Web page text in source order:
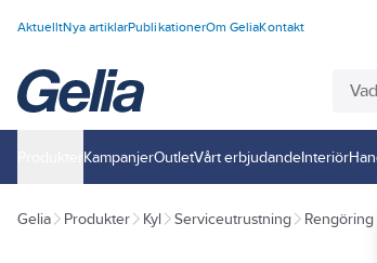
AktuelltNya artiklarPublikationerOm GeliaKontakt
KampanjerOutletVårt erbjudandeInteriör
Gelia Produkter Kyl Serviceutrustning